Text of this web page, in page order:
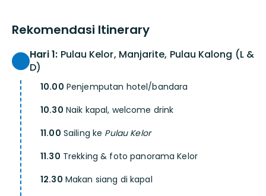
Rekomendasi Itinerary
Hari 1: Pulau Kelor, Manjarite, Pulau Kalong (L &
D)
10.00 Penjemputan hotel/bandara
10.30 Naik kapal, welcome drink
11.00 Sailing ke Pulau Kelor
11.30 Trekking & foto panorama Kelor
12.30 Makan siang di kapal